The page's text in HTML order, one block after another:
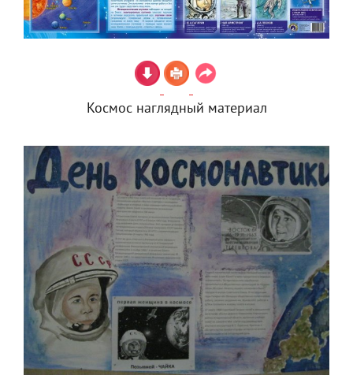
Космос наглядный материал